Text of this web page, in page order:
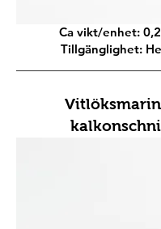
Ca vikt/enhet:
Tillgänglighet: